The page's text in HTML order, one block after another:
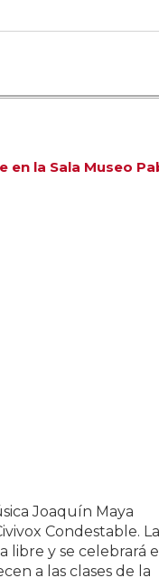
en la Sala Museo
Joaquín Maya
Condestable. La
libre y se celebrará
a las clases de la